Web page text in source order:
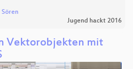
Sören
Jugend hackt 2016
Vektorobjekten mit